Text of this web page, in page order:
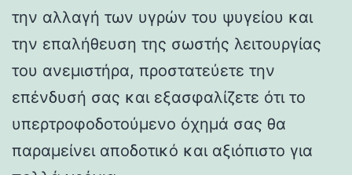
την αλλαγή των υγρών του ψυγείου και
την επαλήθευση της σωστής λειτουργίας
του ανεμιστήρα, προστατεύετε την
επένδυσή σας και εξασφαλίζετε ότι το
υπερτροφοδοτούμενο όχημά σας θα
παραμείνει αποδοτικό και αξιόπιστο για